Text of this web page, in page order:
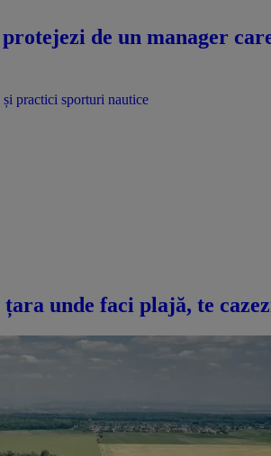
de un manager
practici sporturi nautice
unde faci plajă, te